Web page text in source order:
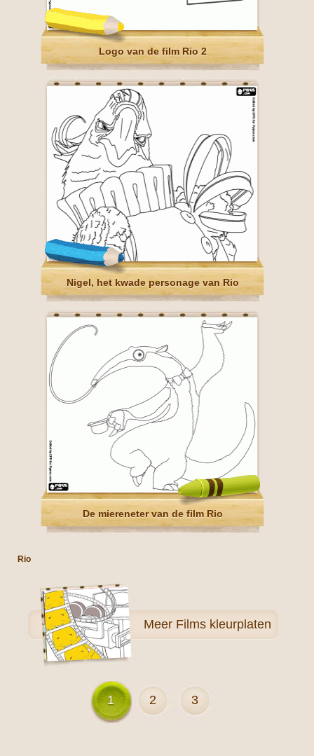
Logo van de film Rio 2
Nigel, het kwade personage van Rio
De miereneter van de film Rio
Rio
Meer Films kleurplaten
1 2 3